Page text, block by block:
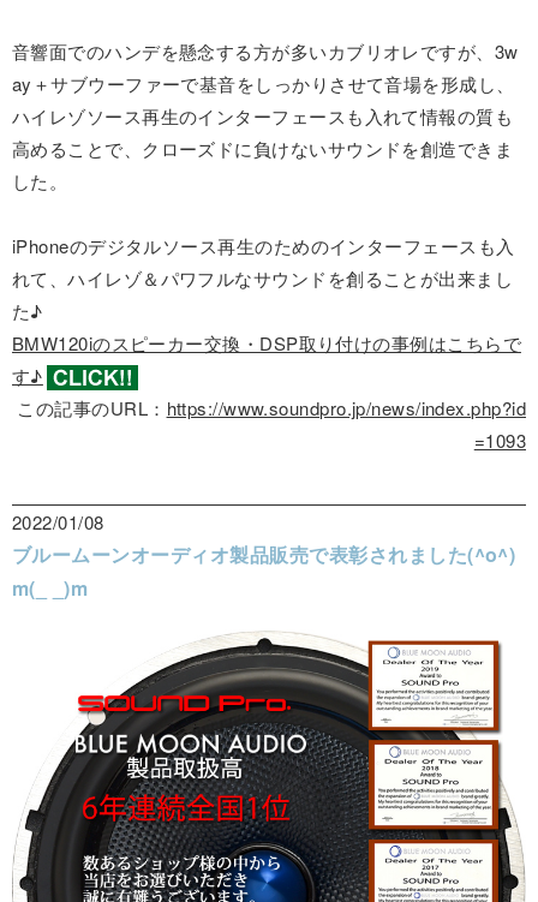
音響面でのハンデを懸念する方が多いカブリオレですが、3w
ay＋サブウーファーで基音をしっかりさせて音場を形成し、
ハイレゾソース再生のインターフェースも入れて情報の質も
高めることで、クローズドに負けないサウンドを創造できま
した。
iPhoneのデジタルソース再生のためのインターフェースも入
れて、ハイレゾ＆パワフルなサウンドを創ることが出来まし
た♪
BMW120iのスピーカー交換・DSP取り付けの事例はこちらで
す♪
この記事のURL： https://www.soundpro.jp/news/index.php?id
=1093
2022/01/08
ブルームーンオーディオ製品販売で表彰されました(^o^)
m(_ _)m